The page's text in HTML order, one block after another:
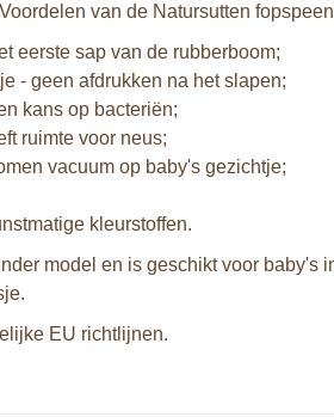
van de Natursutten
eerste sap van de rubberboom;
- geen afdrukken na het slapen;
kans op bacteriën;
ruimte voor neus;
vacuum op baby's gezichtje;
kleurstoffen.
model en is geschikt voor baby's
EU richtlijnen.